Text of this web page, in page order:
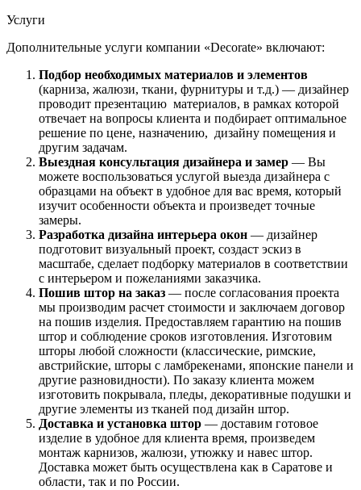
Услуги
Дополнительные услуги компании «Decorate» включают:
Подбор необходимых материалов и элементов
(карниза, жалюзи, ткани, фурнитуры и т.д.) — дизайнер
проводит презентацию материалов, в рамках которой
отвечает на вопросы клиента и подбирает оптимальное
решение по цене, назначению, дизайну помещения и
другим задачам.
Выездная консультация дизайнера и замер — Вы
можете воспользоваться услугой выезда дизайнера с
образцами на объект в удобное для вас время, который
изучит особенности объекта и произведет точные
замеры.
Разработка дизайна интерьера окон — дизайнер
подготовит визуальный проект, создаст эскиз в
масштабе, сделает подборку материалов в соответствии
с интерьером и пожеланиями заказчика.
Пошив штор на заказ — после согласования проекта
мы производим расчет стоимости и заключаем договор
на пошив изделия. Предоставляем гарантию на пошив
штор и соблюдение сроков изготовления. Изготовим
шторы любой сложности (классические, римские,
австрийские, шторы с ламбрекенами, японские панели и
другие разновидности). По заказу клиента можем
изготовить покрывала, пледы, декоративные подушки и
другие элементы из тканей под дизайн штор.
Доставка и установка штор — доставим готовое
изделие в удобное для клиента время, произведем
монтаж карнизов, жалюзи, утюжку и навес штор.
Доставка может быть осуществлена как в Саратове и
области, так и по России.